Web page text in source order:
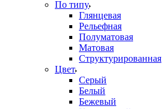
По типу
Глянцевая
Рельефная
Полуматовая
Матовая
Структурированная
Цвет
Серый
Белый
Бежевый